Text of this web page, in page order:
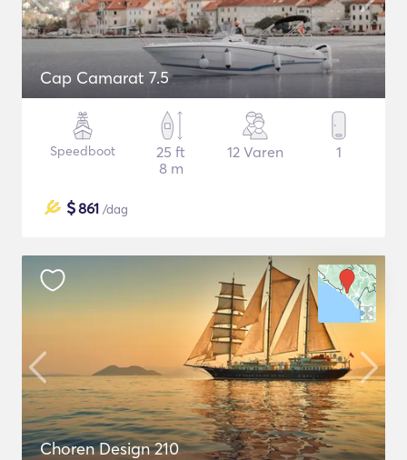
Cap Camarat 7.5
Speedboot
25 ft
8 m
12 Varen 1
$861 /dag
Choren Design 210